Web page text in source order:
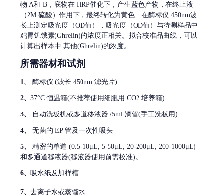
物 A和 B，底物在 HRP催化下，产生蓝色产物，在终止液
（2M 硫酸）作用下，最终转化为黄色，在酶标仪 450nm波
长上测定吸光度（OD值），吸光度（OD值）与待测样品中
鸡胃饥饿素(Ghrelin)的浓度正相关。拟合校准品曲线，可以
计算出样本中 其他(Ghrelin)的浓度。
所需器材和试剂
1、 酶标仪 (波长 450nm 滤光片)
2、 37°C 恒温箱(不推荐使用细胞用 CO2 培养箱)
3、 自动洗板机或多道移液器 /5ml 滴管(手工洗板用)
4、 无菌的 EP 管及一次性吸头
5、 精密的单道 (0.5-10μL, 5-50μL, 20-200μL, 200-1000μL)
和多通道移液器(移液器使用前需校准)。
6、 吸水纸及加样槽
7、 去离子水或蒸馏水